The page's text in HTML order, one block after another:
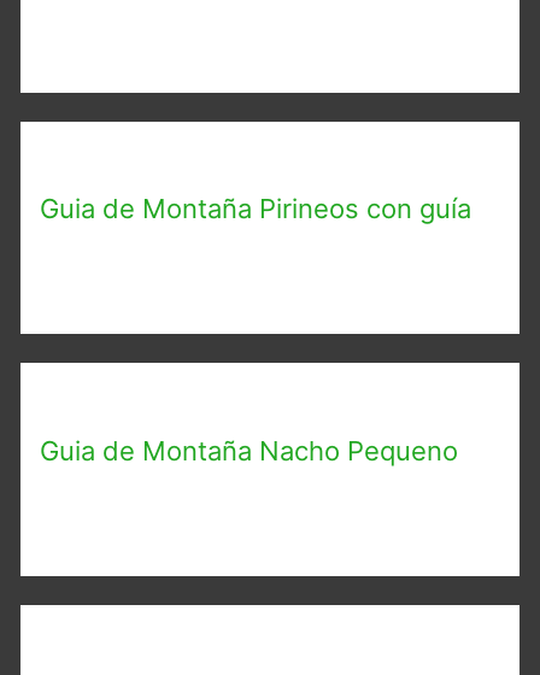
Guia de Montaña Pirineos con guía
Guia de Montaña Nacho Pequeno